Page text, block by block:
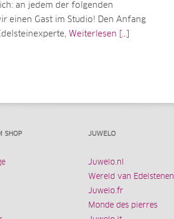
an jedem der folgenden
einen Gast im Studio! Den Anfang
Weiterlesen [...]
SHOP JUWELO
Juwelo.nl
Wereld van Edelstenen
Juwelo.fr
Monde des pierres